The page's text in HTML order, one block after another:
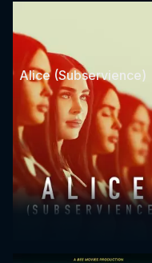
Alice (Subservience)